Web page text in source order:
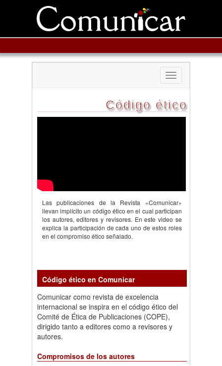
Toggle
navigation
Código ético
Las publicaciones de la Revista «Comunicar»
llevan implícito un código ético en el cual participan
los autores, editores y revisores. En este video se
explica la participación de cada uno de estos roles
en el compromiso ético señalado.
Código ético en Comunicar
Comunicar como revista de excelencia
internacional se inspira en el código ético del
Comité de Ética de Publicaciones (COPE),
dirigido tanto a editores como a revisores y
autores.
Compromisos de los autores